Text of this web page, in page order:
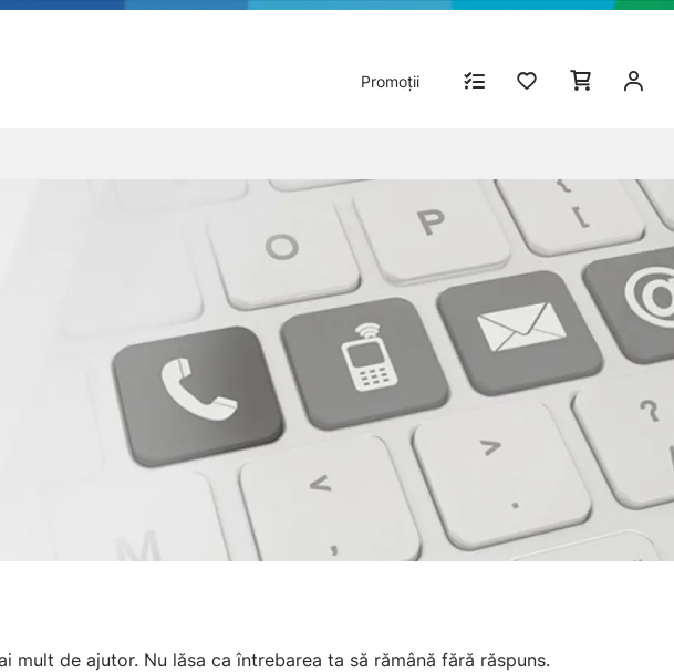
Promoții
de ajutor. Nu lăsa ca întrebarea ta să rămână fără răspuns.